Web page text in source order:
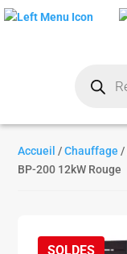
produits
Accueil /Chauffage /
BP-200 12kW Rouge
SOLDES